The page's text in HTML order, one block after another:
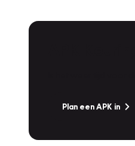
Plan een APK in